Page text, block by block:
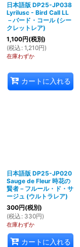
日本語版 DP25-JP038
Lyrilusc - Bird Call LL
－バード・コール (シー
クレットレア)
1,100円(税別)
(税込 : 1,210円)
在庫わずか
カートに入れる
日本語版 DP25-JP020
Sauge de Fleur 時花の
賢者－フルール・ド・サ
ージュ (ウルトラレア)
300円(税別)
(税込 : 330円)
在庫わずか
カートに入れる